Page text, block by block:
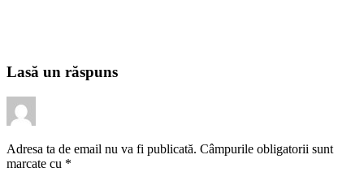
Lasă un răspuns
Adresa ta de email nu va fi publicată. Câmpurile obligatorii sunt
marcate cu *